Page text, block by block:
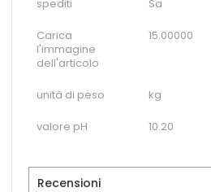
spediti Sa
Carica
l'immagine
dell'articolo
15.00000
unità di peso kg
valore pH 10.20
Recensioni